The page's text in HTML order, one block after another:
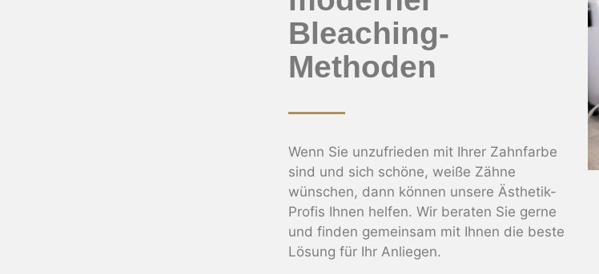
Bleaching-
Methoden
Wenn Sie unzufrieden mit Ihrer Zahnfarbe
sind und sich schöne, weiße Zähne
wünschen, dann können unsere Ästhetik-
Profis Ihnen helfen. Wir beraten Sie gerne
und finden gemeinsam mit Ihnen die beste
Lösung für Ihr Anliegen.